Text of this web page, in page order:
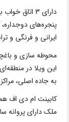
ایرانی و فرنگی و
محوطه سازی و
به جاده اصلی،
کابینت ام دی اف
ملک دارای پروانه